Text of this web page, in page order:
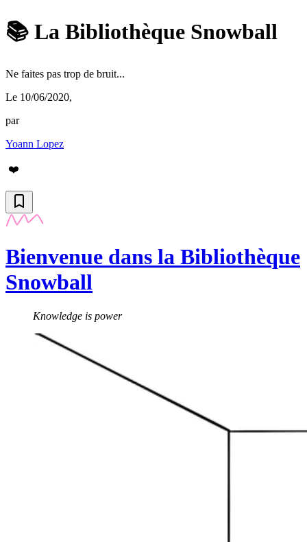
📚 La Bibliothèque Snowball
Ne faites pas trop de bruit...
Le 10/06/2020,
par
Yoann Lopez
❤️
Bienvenue dans la Bibliothèque
Snowball
Knowledge is power